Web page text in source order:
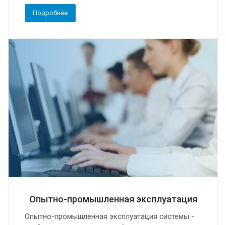
Подробнее
Опытно-промышленная эксплуатация
Опытно-промышленная эксплуатация системы -